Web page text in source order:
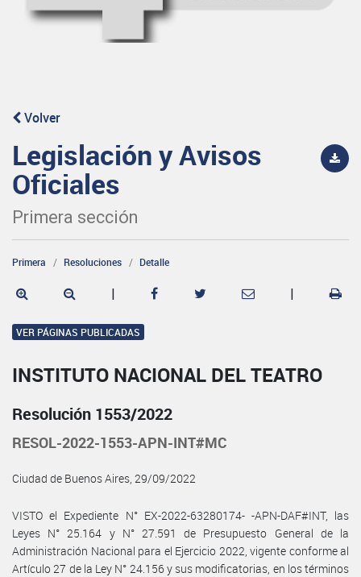
Volver
Legislación y Avisos
Oficiales
Primera sección
Primera Resoluciones Detalle
| |
VER PÁGINAS PUBLICADAS
INSTITUTO NACIONAL DEL TEATRO
Resolución 1553/2022
RESOL-2022-1553-APN-INT#MC
Ciudad de Buenos Aires, 29/09/2022
VISTO el Expediente N° EX-2022-63280174- -APN-DAF#INT, las
Leyes N° 25.164 y N° 27.591 de Presupuesto General de la
Administración Nacional para el Ejercicio 2022, vigente conforme al
Artículo 27 de la Ley N° 24.156 y sus modificatorias, en los términos